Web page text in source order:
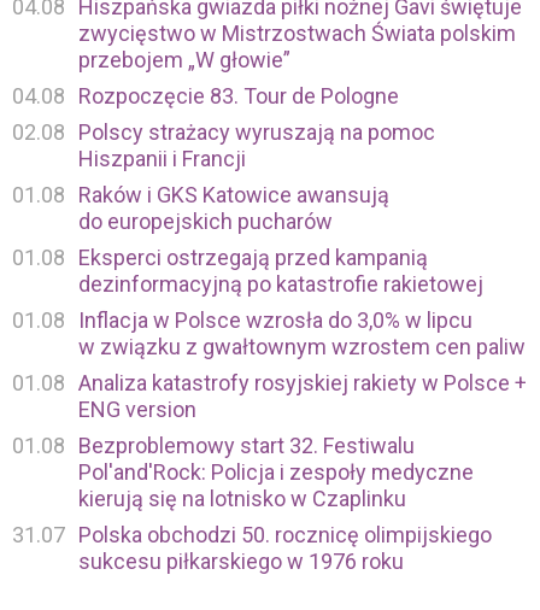
04.08
Hiszpańska gwiazda piłki nożnej Gavi świętuje
zwycięstwo w Mistrzostwach Świata polskim
przebojem „W głowie”
04.08
Rozpoczęcie 83. Tour de Pologne
02.08
Polscy strażacy wyruszają na pomoc
Hiszpanii i Francji
01.08
Raków i GKS Katowice awansują
do europejskich pucharów
01.08
Eksperci ostrzegają przed kampanią
dezinformacyjną po katastrofie rakietowej
01.08
Inflacja w Polsce wzrosła do 3,0% w lipcu
w związku z gwałtownym wzrostem cen paliw
01.08 Analiza katastrofy rosyjskiej rakiety w Polsce +
ENG version
01.08
Bezproblemowy start 32. Festiwalu
Pol'and'Rock: Policja i zespoły medyczne
kierują się na lotnisko w Czaplinku
31.07 Polska obchodzi 50. rocznicę olimpijskiego
sukcesu piłkarskiego w 1976 roku